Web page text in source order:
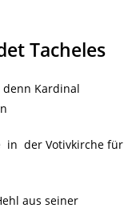
Tacheles
Kardinal
in der Votivkirche für
aus seiner